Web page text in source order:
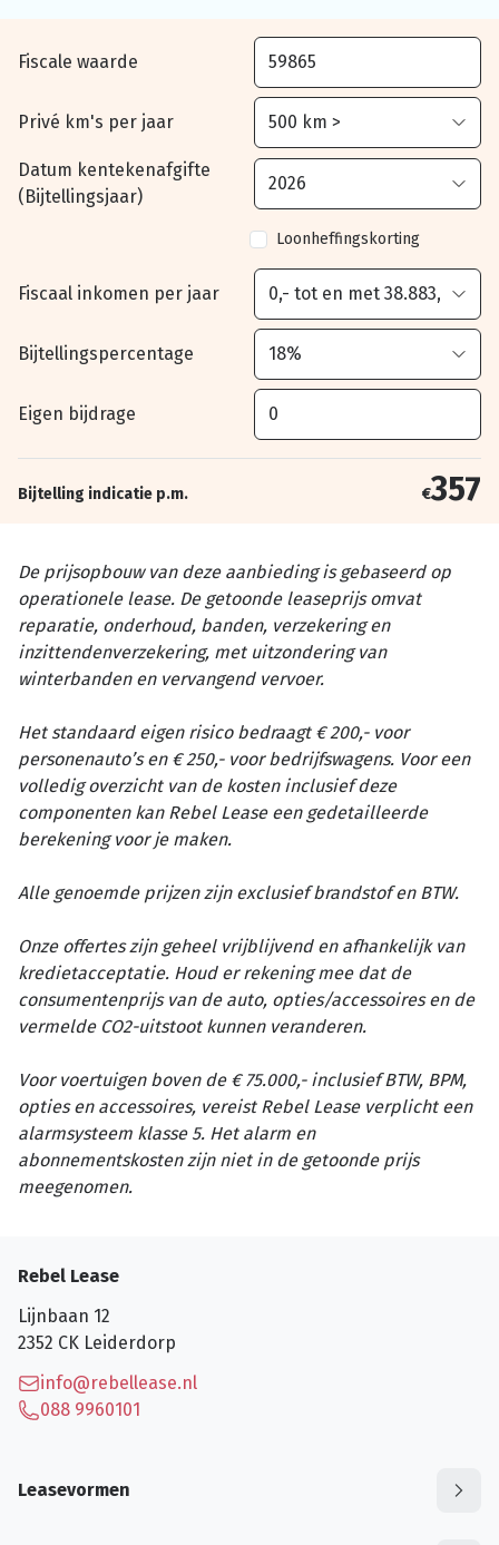
Fiscale waarde
Privé km's per jaar
Datum kentekenafgifte
(Bijtellingsjaar)
Loonheffingskorting
Fiscaal inkomen per jaar
Bijtellingspercentage
Eigen bijdrage
Bijtelling indicatie p.m. €357
De prijsopbouw van deze aanbieding is gebaseerd op
operationele lease. De getoonde leaseprijs omvat
reparatie, onderhoud, banden, verzekering en
inzittendenverzekering, met uitzondering van
winterbanden en vervangend vervoer.
Het standaard eigen risico bedraagt € 200,- voor
personenauto’s en € 250,- voor bedrijfswagens. Voor een
volledig overzicht van de kosten inclusief deze
componenten kan Rebel Lease een gedetailleerde
berekening voor je maken.
Alle genoemde prijzen zijn exclusief brandstof en BTW.
Onze offertes zijn geheel vrijblijvend en afhankelijk van
kredietacceptatie. Houd er rekening mee dat de
consumentenprijs van de auto, opties/accessoires en de
vermelde CO2-uitstoot kunnen veranderen.
Voor voertuigen boven de € 75.000,- inclusief BTW, BPM,
opties en accessoires, vereist Rebel Lease verplicht een
alarmsysteem klasse 5. Het alarm en
abonnementskosten zijn niet in de getoonde prijs
meegenomen.
Rebel Lease
Lijnbaan 12
2352 CK Leiderdorp
info@rebellease.nl
088 9960101
Leasevormen